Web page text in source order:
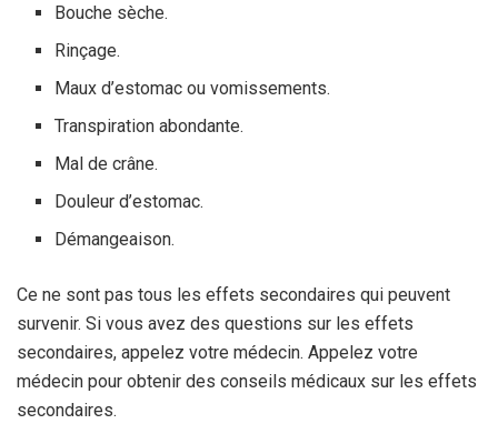
Bouche sèche.
Rinçage.
Maux d’estomac ou vomissements.
Transpiration abondante.
Mal de crâne.
Douleur d’estomac.
Démangeaison.
Ce ne sont pas tous les effets secondaires qui peuvent
survenir. Si vous avez des questions sur les effets
secondaires, appelez votre médecin. Appelez votre
médecin pour obtenir des conseils médicaux sur les effets
secondaires.